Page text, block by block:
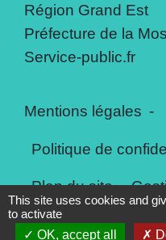
Région Grand Est
Préfecture de la
Service-public.fr
Mentions légales -
Politique de
Plan du site -
This site uses cookies and
to activate
OK, accept all